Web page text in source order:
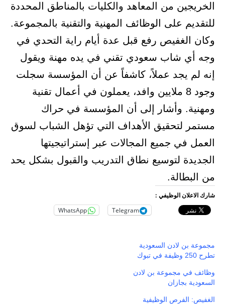
الخريجين من المعاهد والكليات بالمناطق المحددة
للتقديم على الوظائف المهنية والتقنية بالمجموعة.
وكان الغفيص رفع قبل عدة أيام راية التحدي في
وجه أي شاب سعودي تقني في يده مهنة ويقول
إنه لم يجد عملاً، كاشفاً عن أن المؤسسة سجلت
وجود 8 ملايين وافد، يعملون في أعمال تقنية
ومهنية. وأشار إلى أن المؤسسة في حراك
مستمر لتحقيق الأهداف التي تؤهل الشباب لسوق
العمل في جميع المجالات عبر إستراتيجيتها
الجديدة لتوسيع نطاق التدريب والقبول بشكل يحد
من البطالة.
شارك الاعلان الوظيفي :
Telegram
WhatsApp
مجموعة بن لادن السعودية
تطرح 250 وظيفة في تبوك
وظائف في مجموعة بن لادن
السعودية بجازان
الغفيص: الفرص الوظيفية